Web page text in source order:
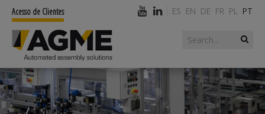
Search form
Search
Acesso de Clientes ES EN DE FR PL PT